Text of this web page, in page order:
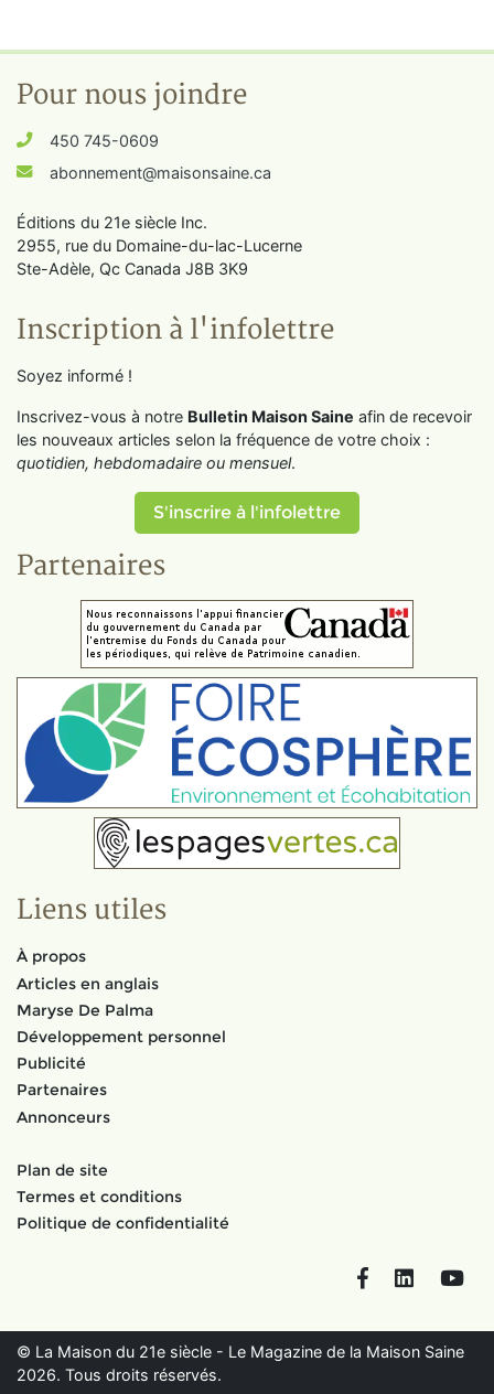
Pour nous joindre
450 745-0609
abonnement@maisonsaine.ca
Éditions du 21e siècle Inc.
2955, rue du Domaine-du-lac-Lucerne
Ste-Adèle, Qc Canada J8B 3K9
Inscription à l'infolettre
Soyez informé !
Inscrivez-vous à notre Bulletin Maison Saine afin de recevoir
les nouveaux articles selon la fréquence de votre choix :
quotidien, hebdomadaire ou mensuel.
S'inscrire à l'infolettre
Partenaires
Liens utiles
À propos
Articles en anglais
Maryse De Palma
Développement personnel
Publicité
Partenaires
Annonceurs
Plan de site
Termes et conditions
Politique de confidentialité
FacebookLinkedIn
© La Maison du 21e siècle - Le Magazine de la Maison Saine
2026. Tous droits réservés.